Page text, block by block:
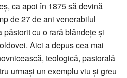
ca apoi în 1875 să devină
de 27 de ani venerabilul
cu o rară blândețe și
Aici a depus cea mai
teologică, pastorală
urmași un exemplu viu și greu